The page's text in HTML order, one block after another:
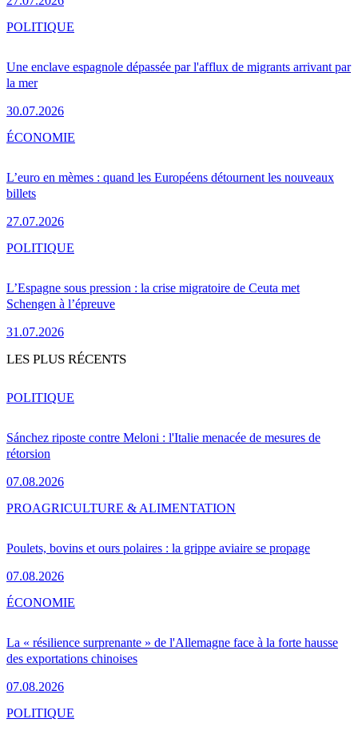
Une enclave espagnole dépassée par l'afflux de migrants arrivant par
la mer
30.07.2026
POLITIQUE
L’euro en mèmes : quand les Européens détournent les nouveaux
billets
27.07.2026
ÉCONOMIE
L’Espagne sous pression : la crise migratoire de Ceuta met
Schengen à l’épreuve
31.07.2026
POLITIQUE
LES PLUS RÉCENTS
Sánchez riposte contre Meloni : l'Italie menacée de mesures de
rétorsion
07.08.2026
POLITIQUE
Poulets, bovins et ours polaires : la grippe aviaire se propage
07.08.2026
PROAGRICULTURE & ALIMENTATION
La « résilience surprenante » de l'Allemagne face à la forte hausse
des exportations chinoises
07.08.2026
ÉCONOMIE
POLITIQUE